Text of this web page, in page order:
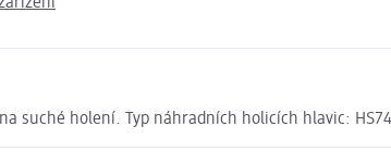
suché holení. Typ náhradních holicích hlavic: